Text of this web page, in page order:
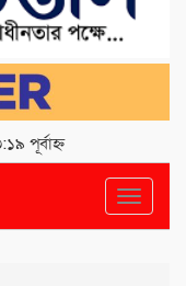
পূর্বাহ্ন
Toggle